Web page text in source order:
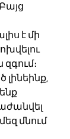
է մի
մնում